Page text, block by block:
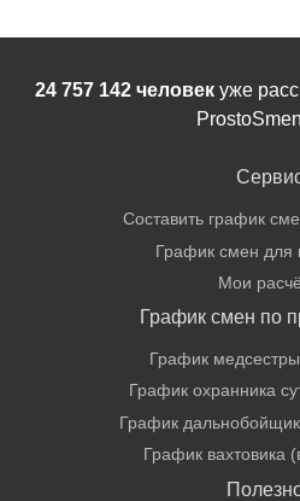
24 757 142 человек уже
Составить график
График смен для
Мои
График смен по
График
График охранника
График
График вахтовика